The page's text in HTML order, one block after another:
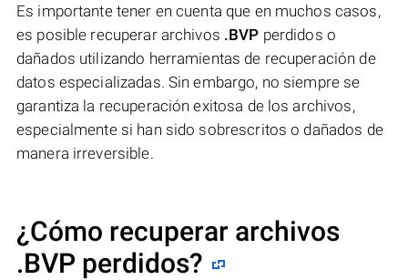
Es importante tener en cuenta que en muchos casos,
es posible recuperar archivos .BVP perdidos o
dañados utilizando herramientas de recuperación de
datos especializadas. Sin embargo, no siempre se
garantiza la recuperación exitosa de los archivos,
especialmente si han sido sobrescritos o dañados de
manera irreversible.
¿Cómo recuperar archivos
.BVP perdidos?